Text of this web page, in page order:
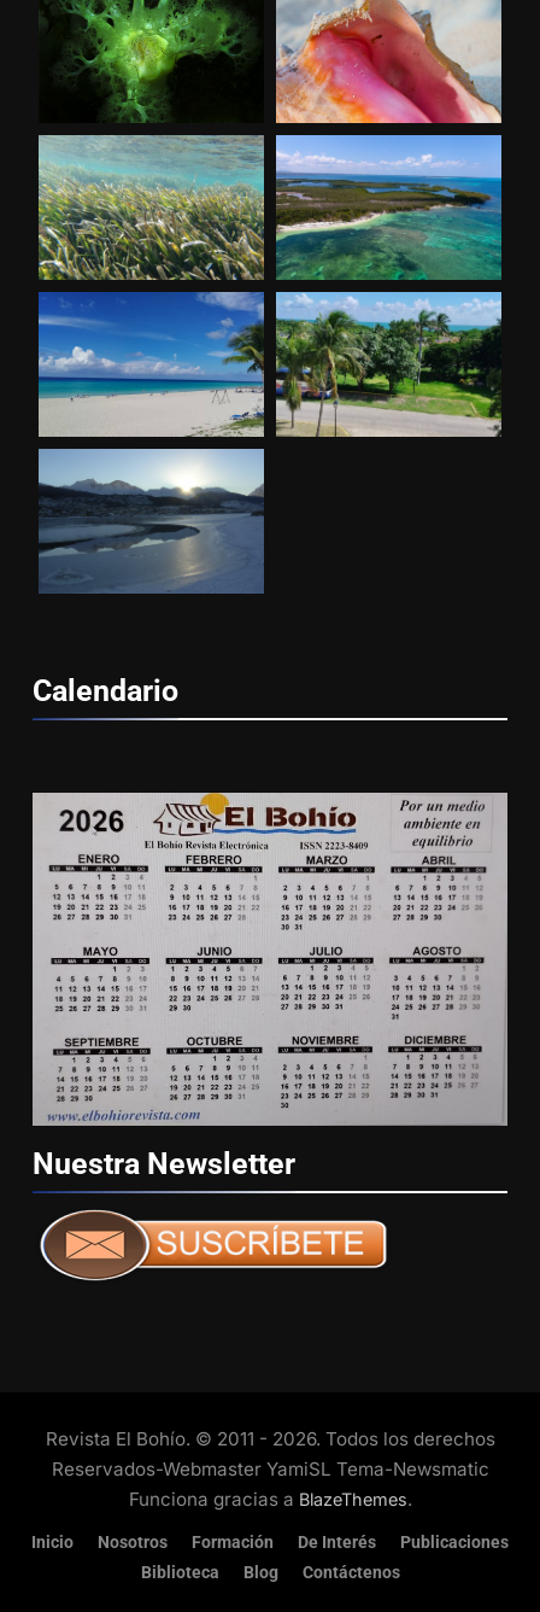
Calendario
Nuestra Newsletter
Revista El Bohío. © 2011 - 2026. Todos los derechos
Reservados-Webmaster YamiSL Tema-Newsmatic
Funciona gracias a BlazeThemes.
Inicio Nosotros Formación De Interés
Publicaciones
Biblioteca
Blog Contáctenos